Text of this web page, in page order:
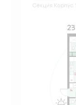
Секция Корпус